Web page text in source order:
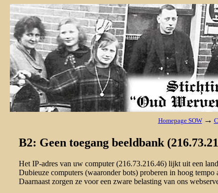
Homepage SOW →
B2: Geen toegang beeldbank
Het IP-adres van uw computer (216.73.216.46) lijkt uit een
Dubieuze computers (waaronder bots) proberen in hoog tempo
Daarnaast zorgen ze voor een zware belasting van ons